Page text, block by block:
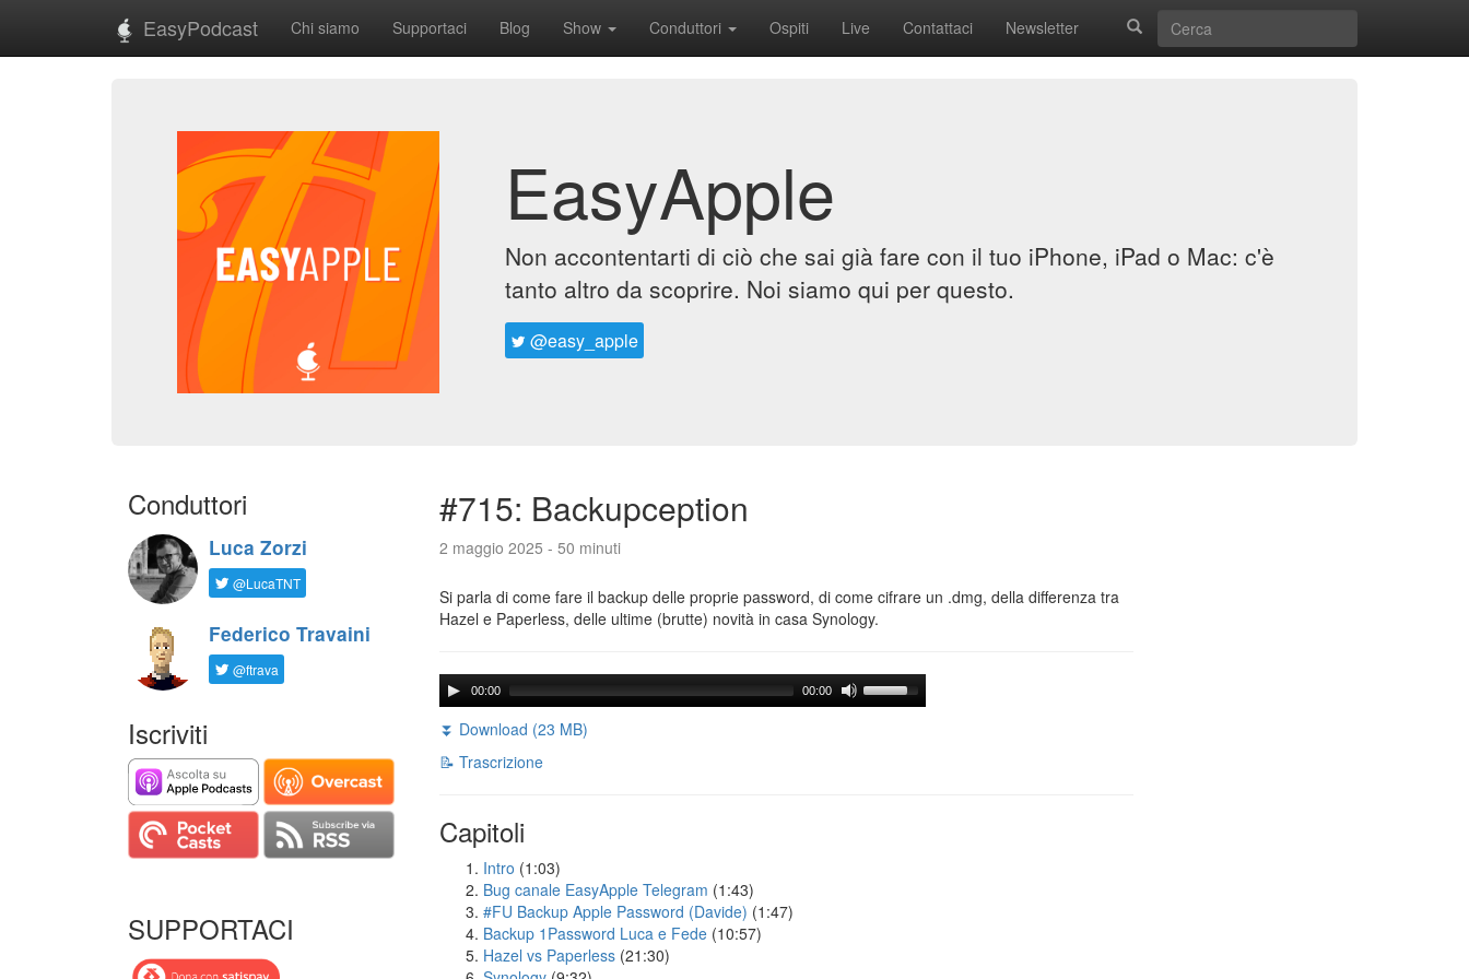
EasyPodcast Chi siamo Supportaci Blog Show Conduttori Ospiti Live Contattaci Newsletter
EasyApple
Non accontentarti di ciò che sai già fare con il tuo iPhone, iPad o Mac: c'è
tanto altro da scoprire. Noi siamo qui per questo.
@easy_apple
Conduttori
Luca Zorzi
@LucaTNT
Federico Travaini
@ftrava
Iscriviti
SUPPORTACI
#715: Backupception
2 maggio 2025 - 50 minuti
Si parla di come fare il backup delle proprie password, di come cifrare un .dmg, della differenza tra
Hazel e Paperless, delle ultime (brutte) novità in casa Synology.
00:00 00:00
⏬ Download (23 MB)
📝 Trascrizione
Capitoli
Intro (1:03)
Bug canale EasyApple Telegram (1:43)
#FU Backup Apple Password (Davide) (1:47)
Backup 1Password Luca e Fede (10:57)
Hazel vs Paperless (21:30)